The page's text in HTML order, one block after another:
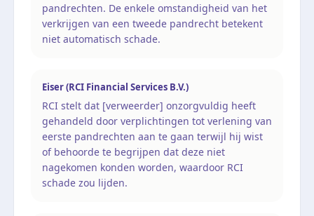
pandrechten. De enkele omstandigheid van het
verkrijgen van een tweede pandrecht betekent
niet automatisch schade.
Eiser (RCI Financial Services B.V.)
RCI stelt dat [verweerder] onzorgvuldig heeft
gehandeld door verplichtingen tot verlening van
eerste pandrechten aan te gaan terwijl hij wist
of behoorde te begrijpen dat deze niet
nagekomen konden worden, waardoor RCI
schade zou lijden.